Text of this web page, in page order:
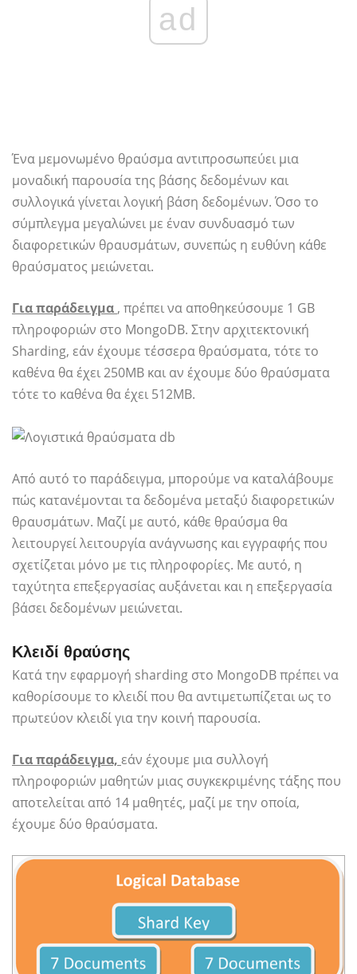
ad
Ένα μεμονωμένο θραύσμα αντιπροσωπεύει μια
μοναδική παρουσία της βάσης δεδομένων και
συλλογικά γίνεται λογική βάση δεδομένων. Όσο το
σύμπλεγμα μεγαλώνει με έναν συνδυασμό των
διαφορετικών θραυσμάτων, συνεπώς η ευθύνη κάθε
θραύσματος μειώνεται.
Για παράδειγμα , πρέπει να αποθηκεύσουμε 1 GB
πληροφοριών στο MongoDB. Στην αρχιτεκτονική
Sharding, εάν έχουμε τέσσερα θραύσματα, τότε το
καθένα θα έχει 250MB και αν έχουμε δύο θραύσματα
τότε το καθένα θα έχει 512MB.
Από αυτό το παράδειγμα, μπορούμε να καταλάβουμε
πώς κατανέμονται τα δεδομένα μεταξύ διαφορετικών
θραυσμάτων. Μαζί με αυτό, κάθε θραύσμα θα
λειτουργεί λειτουργία ανάγνωσης και εγγραφής που
σχετίζεται μόνο με τις πληροφορίες. Με αυτό, η
ταχύτητα επεξεργασίας αυξάνεται και η επεξεργασία
βάσει δεδομένων μειώνεται.
Κλειδί θραύσης
Κατά την εφαρμογή sharding στο MongoDB πρέπει να
καθορίσουμε το κλειδί που θα αντιμετωπίζεται ως το
πρωτεύον κλειδί για την κοινή παρουσία.
Για παράδειγμα, εάν έχουμε μια συλλογή
πληροφοριών μαθητών μιας συγκεκριμένης τάξης που
αποτελείται από 14 μαθητές, μαζί με την οποία,
έχουμε δύο θραύσματα.